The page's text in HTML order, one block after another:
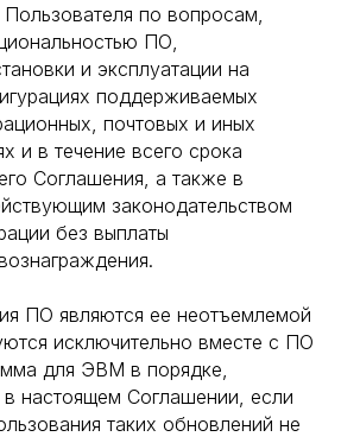
Пользователя по вопросам,
ПО,
и эксплуатации на
поддерживаемых
почтовых и иных
и в течение всего срока
Соглашения, а также в
законодательством
без выплаты
ПО являются ее неотъемлемой
исключительно вместе с ПО
для ЭВМ в порядке,
настоящем Соглашении, если
таких обновлений не